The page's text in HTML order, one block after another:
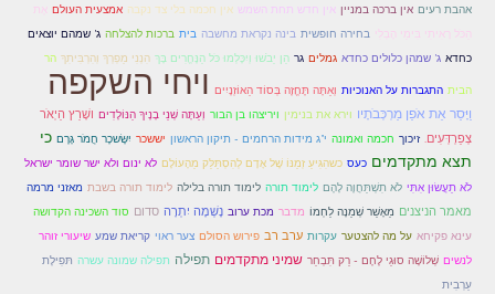
אהבת רעים אין ברכה במניין אין חדש תחת השמש אין חכמה בלי צד נקבה אמצעית העולם אֶת
הַכֹּל רָאִיתִי בִּימֵי הֶבְלִי
בחירה חופשית בינה נקראת מחשבה בית ברכות להצלחה ג' שמהם יוצאים
כחדא ג' שמהן כלולים כחדא גמלים גר הֵן יֵבֹשׁוּ וְיִכָּלְמוּ כֹּל הַנֶּחֱרִים בָּךְ הִנְנִי מַפְרְךָ וְהִרְבִּיתִךָ הר
הבית התגברות על האנוכיות וְאַתָּה תֶּחֱזֶה בְּסוֹד הַאוֹזְנָיִים ויחי השקפה
וַיָּסַר אֵת אֹפַן מַרְכְּבֹתָיו וירא את בנימין ויריצהו בן הבור וְעַתָּה שְׁנֵי בָנֶיךָ הַנּוֹלָדִים ושָׁרַץ הַיְאֹר
צְפַרְדְּעִים. זיכוך חכמה ואמונה י"ג מידות הרחמים - תיקון הראשון יששכר יִשָּׂשכָר חֲמֹר גָּרֶם כי
תצא מתקדמים כעס כשהִגִּיעַ זְמַנּוֹ שֶׁל אָדָם לְהִסְתַּלֵּק מֵהָעוֹלָם לא ינום ולא ישר שומר ישראל
לֹא תַעֲשׂוּן אִתִּי לֹא תִשְׁתַּחֲוֶה לָהֶם לימוד תורה לימוד תורה בלילה לימוד תורה בשבת מאזני מרמה
מאמר הניצנים מֵאָשֵׁר שְׁמֵנָה לַחְמוֹ מדבר מכת ערוב נָשְׁמָה יִתְרָה סדום סוד השכינה הקדושה
עינא פקיחא על מה להצטער עקרות ערב רב פירוש הסולם צער ראוי קריאת שמע שיעורי זוהר
לנשים שְׁלוֹשָׁה סוּגֵי לֶחֶם - רַק תִּבְחַר שמיני מתקדמים תפילה תפילה שמונה עשרה תּפִילָת
עַרְבִית